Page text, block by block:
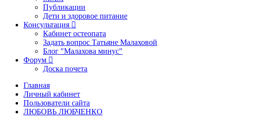
Публикации
Дети и здоровое питание
Консультация
Кабинет остеопата
Задать вопрос Татьяне Малаховой
Блог "Малахова минус"
Форум
Доска почета
Главная
Личный кабинет
Пользователи сайта
ЛЮБОВЬ ЛЮБЧЕНКО